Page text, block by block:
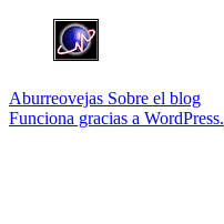
Aburreovejas Sobre el blog
Funciona gracias a WordPress.